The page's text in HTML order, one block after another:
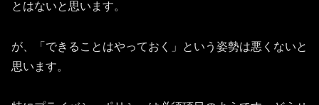
とはないと思います。
が、「できることはやっておく」という姿勢は悪くないと
思います。